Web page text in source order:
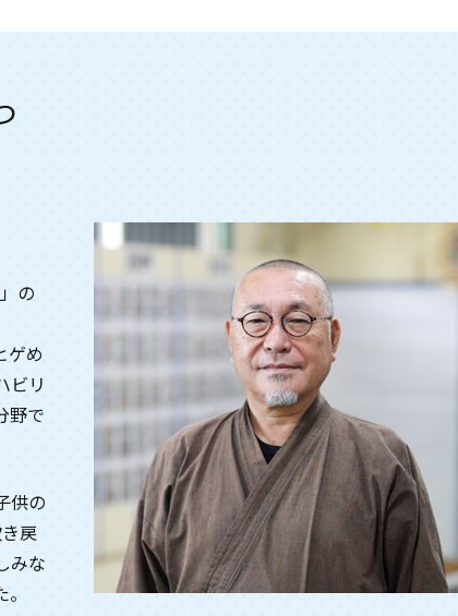
の
ゲめ
ビリ
野で
供の
戻
みな